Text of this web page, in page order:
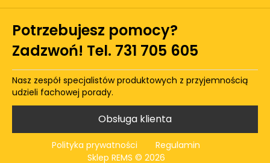
Potrzebujesz pomocy?
Zadzwoń! Tel. 731 705 605
Nasz zespół specjalistów produktowych z przyjemnością
udzieli fachowej porady.
Obsługa klienta
Polityka prywatności
Regulamin
Sklep REMS © 2026